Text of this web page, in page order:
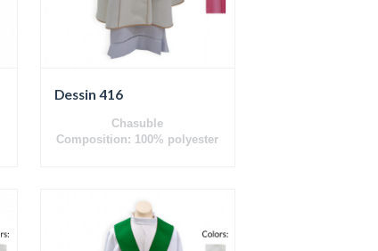
Dessin 416
Chasuble
Composition: 100% polyester